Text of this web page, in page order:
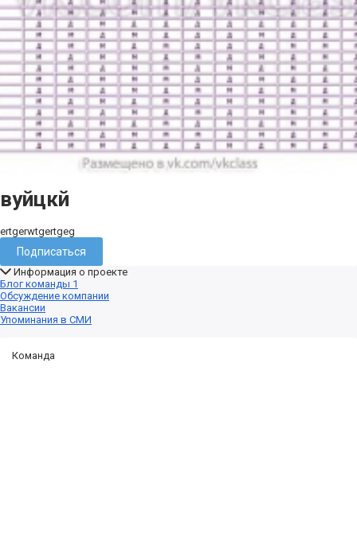
вуйцкй
ertgerwtgertgeg
Подписаться
Информация о проекте
Блог команды 1
Обсуждение компании
Вакансии
Упоминания в СМИ
Команда